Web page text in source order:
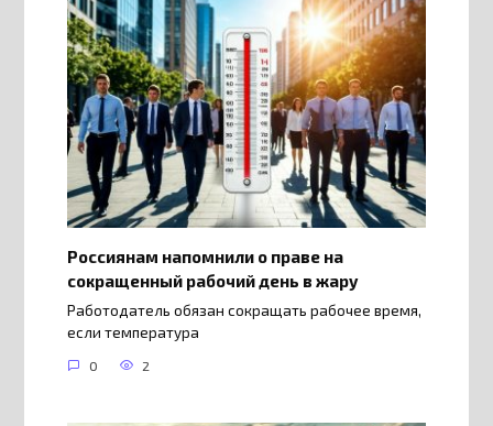
Россиянам напомнили о праве на
сокращенный рабочий день в жару
Работодатель обязан сокращать рабочее время,
если температура
0 2